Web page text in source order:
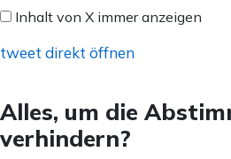
anzeigen
Inhalt von X immer anzeigen
tweet direkt öffnen
Alles, um die
verhindern?